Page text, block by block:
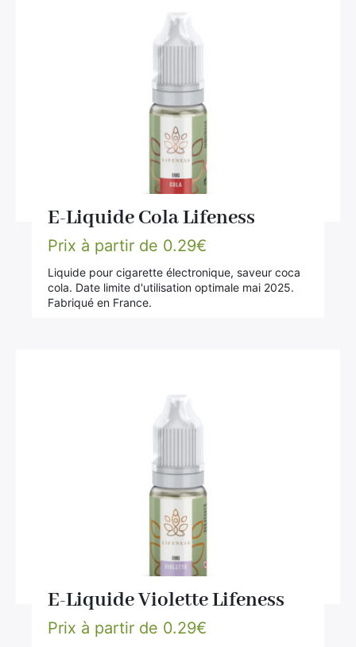
E-Liquide Cola Lifeness
Prix à partir de 0.29€
Liquide pour cigarette électronique, saveur coca
cola. Date limite d'utilisation optimale mai 2025.
Fabriqué en France.
E-Liquide Violette Lifeness
Prix à partir de 0.29€